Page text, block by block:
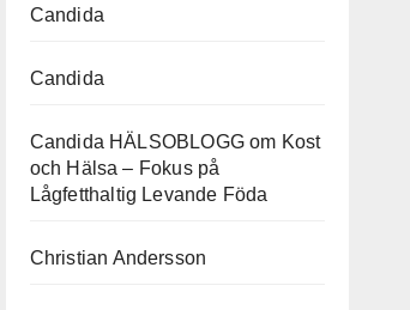
Candida
Candida
Candida HÄLSOBLOGG om Kost
och Hälsa – Fokus på
Lågfetthaltig Levande Föda
Christian Andersson